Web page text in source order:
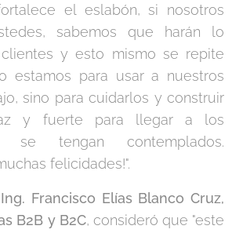
el eslabón, si nosotros
sabemos que harán lo
y esto mismo se repite
estamos para usar a nuestros
sino para cuidarlos y construir
y fuerte para llegar a los
se tengan contemplados.
felicidades!".
Ing. Francisco Elías Blanco Cruz,
B2B y B2C, consideró que "este